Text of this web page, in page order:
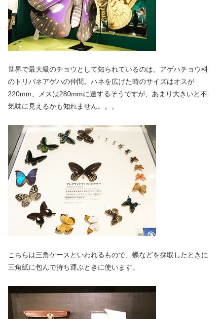
世界で最大級のチョウとして知られているのは、アゲハチョウ科
のトリバネアゲハの仲間。ハネを広げた時のサイズはオスが
220mm、メスは280mmに達するそうですが、あまり大きいと不
気味に見えるかも知れません。。。
こちらは三角ケースといわれるもので、蝶などを採取したときに
三角紙に包んで持ち運ぶときに使います。